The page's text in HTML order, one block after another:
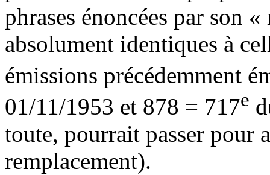
phrases énoncées par son
absolument identiques à
émissions précédemment
01/11/1953 et 878 = 717e
toute, pourrait passer pour
remplacement).